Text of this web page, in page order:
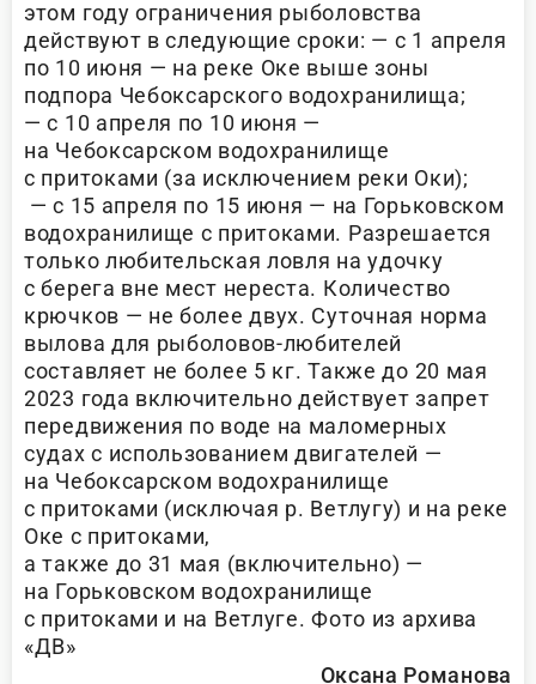
этом году ограничения рыболовства
действуют в следующие сроки: — с 1 апреля
по 10 июня — на реке Оке выше зоны
подпора Чебоксарского водохранилища;
— с 10 апреля по 10 июня —
на Чебоксарском водохранилище
с притоками (за исключением реки Оки);
— с 15 апреля по 15 июня — на Горьковском
водохранилище с притоками. Разрешается
только любительская ловля на удочку
с берега вне мест нереста. Количество
крючков — не более двух. Суточная норма
вылова для рыболовов-любителей
составляет не более 5 кг. Также до 20 мая
2023 года включительно действует запрет
передвижения по воде на маломерных
судах с использованием двигателей —
на Чебоксарском водохранилище
с притоками (исключая р. Ветлугу) и на реке
Оке с притоками,
а также до 31 мая (включительно) —
на Горьковском водохранилище
с притоками и на Ветлуге. Фото из архива
«ДВ»
Оксана Романова